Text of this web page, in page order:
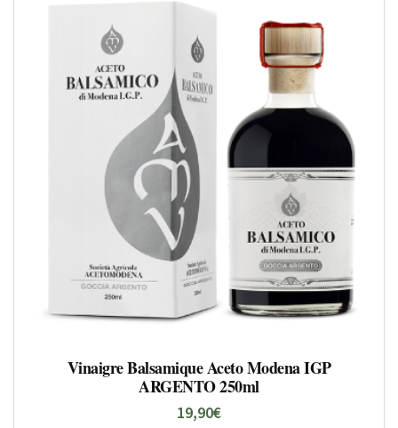
Vinaigre Balsamique Aceto Modena IGP
ARGENTO 250ml
19,90€